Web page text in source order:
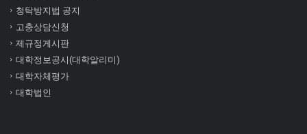
청탁방지법 공지
고충상담신청
제규정게시판
대학정보공시(대학알리미)
대학자체평가
대학법인